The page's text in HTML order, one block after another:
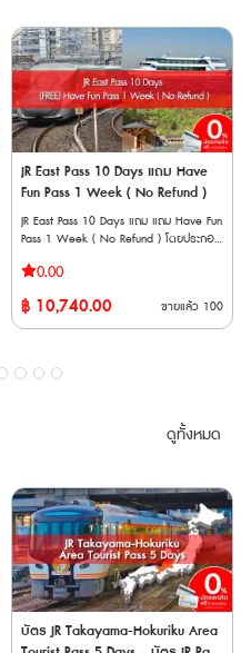
บางขบวนมีเฉพาะที่นั่งแบบจองเท่านั้น และไม่
สามารถจองบนขบวนได้ ต้องจองล่วงหน้าที่
เคาน์เตอร์ให้บริการ * สามารถทำการจองที่
นั่งล่วงได้ที่ เครื่องจำหน่ายตั๋วอัตโนมัติและ
เคาน์เตอร์บริการ * สามารถจองที่ล่วงหน้า
ออนไลน์ได้ที่ "JR-EAST Train Reservation"
📱วิธีการใช้งาน * นำเวาเชอร์พร้อม
ไปรับพาสตัวจริงที่เคาน์เตอร์ JR (ตรวจสอบ
สถานที่แลกพาส JR East Pass (Tohoku
Area)) * ต้องระบุวันที่เริ่มใช้งานภายใน 1
เดือนขณะที่แลกรับพาสจริง และไม่สามารถ
เปลี่ยนแปลงภายหลังได้ จุดแลกรับ JR
TOKYO Wide Pass • JR EAST Travel
Shibuya Station ・Shinjuku Station
Station ・Kashiwa Station ・Kawasaki
Narita Airport Station ・Airport
Terminal 2 Station ・Funabashi Station
JAPAN RAIL CAFE (Tokyo Station Yaesu
Exit) ・Takanawa Gateway Travel
Service Center • AGT ・(JTB) Haneda
JR East Pass 10 Days แถม Have
Fun Pass 1 Week ( No Refund )
JR East Pass 10 Days แถม แถม Have Fun
Pass 1 Week ( No Refund ) โดยประกอบ
Pass 10 Days เป็นบัตรโดยสารรถไฟ JR ที่ให้
โต และภูมิภาคโทโฮกุ ได้โดยไม่จำกัดครั้ง
สามารถใช้ได้ 10 วันต่อเนื่อง • Have Fun
อาหารในภูมิภาค ** ตั๋ว JR สามารถสั่งซื้อ
กรณี JR EAST PASS (แบบใช้ติดต่อกัน
10 วัน) ตั๋วพิเศษสำหรับนักท่องเที่ยวชาว
ต่างชาติเท่านั้น !!! สามารถโดยสารรถไฟ JR
(รวม Shinkansen และ limited express
trains) ในภูมิภาคคันโต และภูมิภาคโทโฮกุ ได้
โดยไม่จำกัดครั้ง สามารถใช้ได้ 10 วันต่อ
เนื่อง • ใช้รถไฟชินคันเซ็นและรถไฟ JR East
ในภูมิภาคคันไตและโทโฮคุ ได้ไม่จำกัดรอบ
ตลอดระยะเวลา 10 วัน • เหมาะสำหรับผู้ที่
ต้องการเที่ยวเมืองยอดนิยม เช่น อาโอโมริ
0.00
฿ 10,740.00 ขายแล้ว 100
ดูทั้งหมด
บัตร JR Takayama-Hokuriku Area